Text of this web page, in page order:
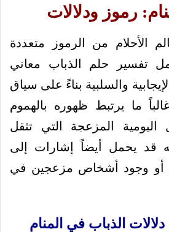
رموز ودلالات
الأحلام من الرموز متعددة
تفسير حلم الذباب معاني
والسلبية بناءً على سياق
غالباً ما يرتبط ظهوره بالهموم
اليومية المزعجة التي تثقل
قد يحمل أيضاً إشارات إلى
أو وجود أشخاص مزعجين في
الذباب في المنام